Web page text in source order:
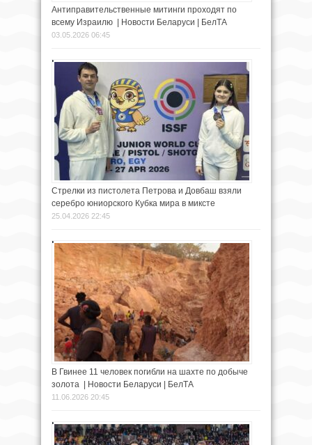
Антиправительственные митинги проходят по
всему Израилю | Новости Беларуси | БелТА
03.05.2026 06:45
Стрелки из пистолета Петрова и Довбаш взяли
серебро юниорского Кубка мира в миксте
25.04.2026 22:45
В Гвинее 11 человек погибли на шахте по добыче
золота | Новости Беларуси | БелТА
11.06.2026 20:45